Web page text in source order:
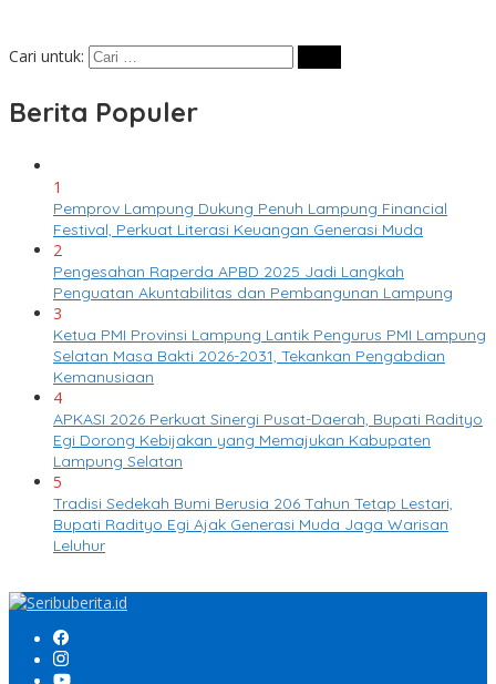
Cari untuk:
Berita Populer
1
Pemprov Lampung Dukung Penuh Lampung Financial
Festival, Perkuat Literasi Keuangan Generasi Muda
2
Pengesahan Raperda APBD 2025 Jadi Langkah
Penguatan Akuntabilitas dan Pembangunan Lampung
3
Ketua PMI Provinsi Lampung Lantik Pengurus PMI Lampung
Selatan Masa Bakti 2026-2031, Tekankan Pengabdian
Kemanusiaan
4
APKASI 2026 Perkuat Sinergi Pusat-Daerah, Bupati Radityo
Egi Dorong Kebijakan yang Memajukan Kabupaten
Lampung Selatan
5
Tradisi Sedekah Bumi Berusia 206 Tahun Tetap Lestari,
Bupati Radityo Egi Ajak Generasi Muda Jaga Warisan
Leluhur